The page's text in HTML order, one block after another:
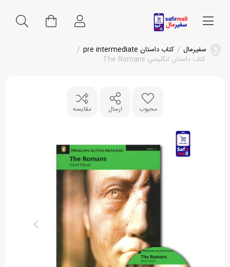
سفیرمال / کتاب داستان pre intermediate
/
کتاب داستان انگلیسی The Romans
محبوب ارسال مقایسه